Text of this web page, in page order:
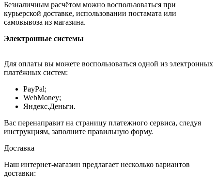
Безналичным расчётом можно воспользоваться при
курьерской доставке, использовании постамата или
самовывоза из магазина.
Электронные системы
Для оплаты вы можете воспользоваться одной из электронных
платёжных систем:
PayPal;
WebMoney;
Яндекс.Деньги.
Вас перенаправит на страницу платежного сервиса, следуя
инструкциям, заполните правильную форму.
Доставка
Наш интернет-магазин предлагает несколько вариантов
доставки: